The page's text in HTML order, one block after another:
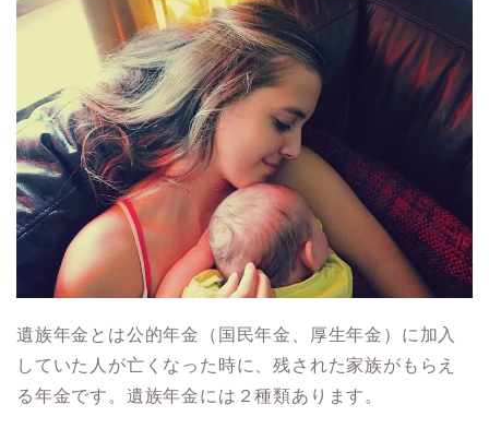
遺族年金とは公的年金（国民年金、厚生年金）に加入
していた人が亡くなった時に、残された家族がもらえ
る年金です。遺族年金には２種類あります。